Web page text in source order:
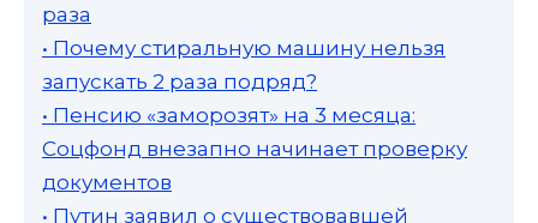
раза
• Почему стиральную машину нельзя
запускать 2 раза подряд?
• Пенсию «заморозят» на 3 месяца:
Соцфонд внезапно начинает проверку
документов
• Путин заявил о существовавшей